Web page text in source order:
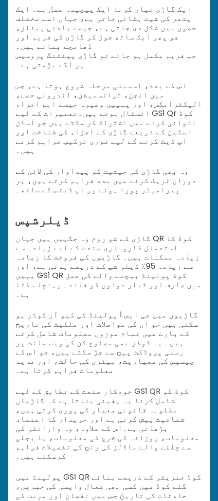
ایک گاڑی تیار کرنا ایک پیچیدہ عمل ہے۔ ایک
پتھر کی شیٹ ہٹائی جاتی ہے، جہاں اسے مختلف
حصوں میں شکل دی جاتی ہے، جیسے بادنی پینلز،
جو پھر ایک ساتھ جوڑ کر گاڑی کی فریم اور
ڈھانچے بناتے ہیں۔
جب فریم مکمل ہو جائے تو گاڑی پینٹنگ پروسیس
پر آگے بڑھتی ہے۔
اس کے بعد، اسمبلی مرحلہ شروع ہوتا ہے، جس
میں انجن، ٹرانسمیشن، اندرونی حصے،
الیکٹرانکس، اور پہییں وغیرہ جیسے اہم اجزاء
انسٹال ہوتے ہیں۔ تعمیرات کے لیے GS1 Qr کوڈ
انوانی کرنے میں اشتراک کر سکتے ہیں جو آسان
اسکین کے ذریعے گاڑی کے اجزاء کی شناخت اور
اپ ڈیٹ کرنے کے لیے فوری ترکیب فراہم کرتے
ہیں۔
وہ بھی گاڑی کی حیثیت کو پیداوار کی لائن کے
دوران ٹریک کرنے میں مدد فراہم کرتے ہیں، ہر
پیرامیٹر پورا ہونے پر اپ ڈیٹس کے ساتھ۔
ڈیلرشپس
گاڑی کے شو روم وہ جگہیں ہیں جہاں QR کوڈ کا
استعمال کاروباری صنعت کے لیے زیادہ سے
زیادہ ممکنات ہیں۔ گاڑیوں کی فروخت کا زیادہ
سے زیادہ 95٪ ڈیلر شپ کے ذریعے ہوتی ہے، اور
یہیں GS1 QR کوڈ پولینڈ بیچنے والے کی عمل
میں صارف اور ڈیلر دونوں کو فائدہ پہنچا سکتا
ہے۔
گاڑیوں میں جی ایس 1 پولینڈ کی کیو آر کوڈز ہو
سکتی ہیں جو ان کی مواصلات اور ملکیت کی تاریخ
کے بارے میں تمام موزوں معلومات شامل کرتے
ہیں۔ یہ کوڈز بھی مصنوع کن کی ویب سائٹ پر
رسمی پروڈکٹ پیج سے جڑ سکتے ہیں، جو اس کے
چیسیس کی معیاریت، بیٹری کی حالت، اور مزید
معلومات فراہم کرتا ہے۔
خودکار صنعت کے تطابق کے لیے GS1 QR کوڈ کو
شامل کرنا یہ یقینی بناتا ہے کہ گاڑیاں
مطلوبہ قانونی معیار کی پوری کرتی ہیں،
شفافیت پیش کرتی ہے اور خریدار کا اعتماد
بڑھاتی ہے۔ اس کے علاوہ، وہ وارانٹی کی
معلومات، روزانہ کی خرچ کی معلومات، یا بجلی
سے چلنے والے ماڈلز کی رنج کی تفصیلات فراہم
کرسکتے ہیں۔
پولینڈ میں GS1 QR کوڈ جنریٹر کے ذریعے بنائے
گئے کوڈ میں کسی بھی فعال واپسی کی خبریں،
حادثات کی تاریخ جس میں نقصان اور مرمت کی